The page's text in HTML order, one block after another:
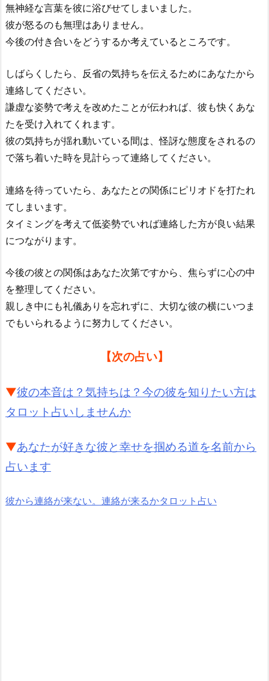
無神経な言葉を彼に浴びせてしまいました。
彼が怒るのも無理はありません。
今後の付き合いをどうするか考えているところです。
しばらくしたら、反省の気持ちを伝えるためにあなたから
連絡してください。
謙虚な姿勢で考えを改めたことが伝われば、彼も快くあな
たを受け入れてくれます。
彼の気持ちが揺れ動いている間は、怪訝な態度をされるの
で落ち着いた時を見計らって連絡してください。
連絡を待っていたら、あなたとの関係にピリオドを打たれ
てしまいます。
タイミングを考えて低姿勢でいれば連絡した方が良い結果
につながります。
今後の彼との関係はあなた次第ですから、焦らずに心の中
を整理してください。
親しき中にも礼儀ありを忘れずに、大切な彼の横にいつま
でもいられるように努力してください。
【次の占い】
▼彼の本音は？気持ちは？今の彼を知りたい方は
タロット占いしませんか
▼あなたが好きな彼と幸せを掴める道を名前から
占います
彼から連絡が来ない。連絡が来るかタロット占い